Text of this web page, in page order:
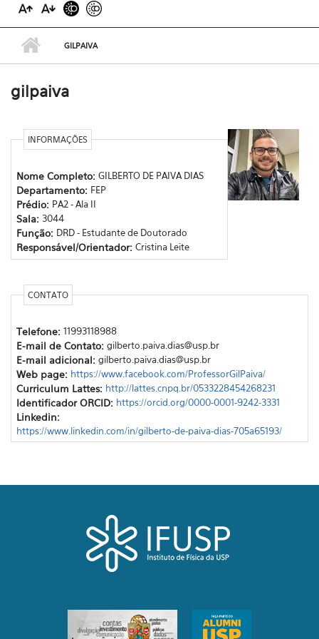
GILPAIVA
gilpaiva
INFORMAÇÕES
Nome Completo: GILBERTO DE PAIVA DIAS
Departamento: FEP
Prédio: PA2 - Ala II
Sala: 3044
Função: DRD - Estudante de Doutorado
Responsável/Orientador: Cristina Leite
CONTATO
Telefone: 11993118988
E-mail de Contato: gilberto.paiva.dias@usp.br
E-mail adicional: gilberto.paiva.dias@usp.br
Web page: https://www.facebook.com/ProfessorGilPaiva/
Curriculum Lattes: http://lattes.cnpq.br/0533228454268231
Identificador ORCID: https://orcid.org/0000-0001-9242-3331
Linkedin:
https://www.linkedin.com/in/gilberto-de-paiva-dias-705a65193/